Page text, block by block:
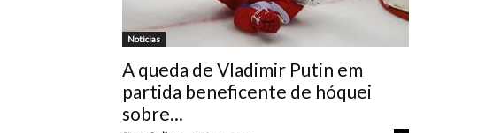
Noticias
A queda de Vladimir Putin em
partida beneficente de hóquei
sobre...